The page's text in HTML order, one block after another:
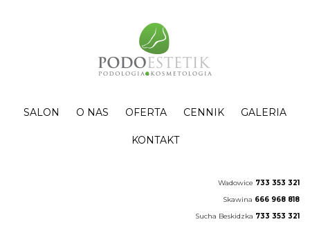
SALON O NAS OFERTA CENNIK GALERIA
KONTAKT
Wadowice 733 353 321
Skawina 666 968 818
Sucha Beskidzka 733 353 321